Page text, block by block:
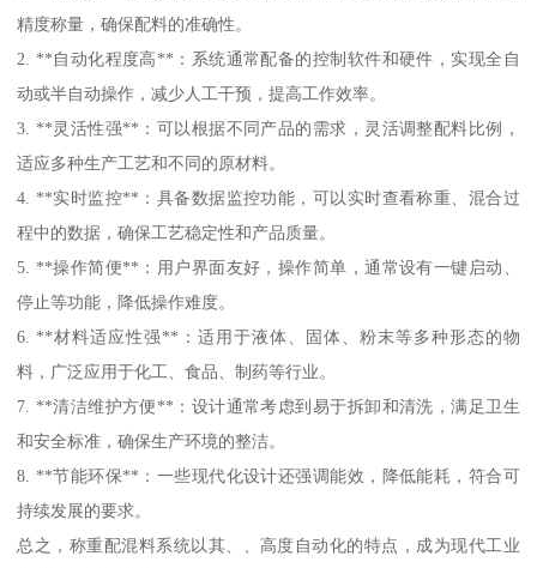
精度称量，确保配料的准确性。
2. **自动化程度高**：系统通常配备的控制软件和硬件，实现全自
动或半自动操作，减少人工干预，提高工作效率。
3. **灵活性强**：可以根据不同产品的需求，灵活调整配料比例，
适应多种生产工艺和不同的原材料。
4. **实时监控**：具备数据监控功能，可以实时查看称重、混合过
程中的数据，确保工艺稳定性和产品质量。
5. **操作简便**：用户界面友好，操作简单，通常设有一键启动、
停止等功能，降低操作难度。
6. **材料适应性强**：适用于液体、固体、粉末等多种形态的物
料，广泛应用于化工、食品、制药等行业。
7. **清洁维护方便**：设计通常考虑到易于拆卸和清洗，满足卫生
和安全标准，确保生产环境的整洁。
8. **节能环保**：一些现代化设计还强调能效，降低能耗，符合可
持续发展的要求。
总之，称重配混料系统以其、、高度自动化的特点，成为现代工业